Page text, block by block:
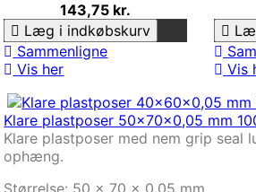
143,75 kr.
Læg i indkøbskurv
Sammenligne
Vis her
Vis
Klare plastposer 50x70x0,05 mm
Klare plastposer med nem grip seal
ophæng.
Størrelse: 50 x 70 x 0,05 mm